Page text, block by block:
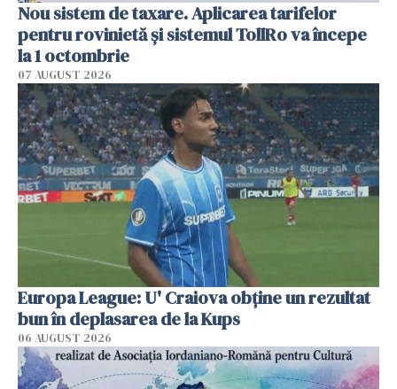
Nou sistem de taxare. Aplicarea tarifelor
pentru rovinietă şi sistemul TollRo va începe
la 1 octombrie
07 AUGUST 2026
Europa League: U' Craiova obține un rezultat
bun în deplasarea de la Kups
06 AUGUST 2026